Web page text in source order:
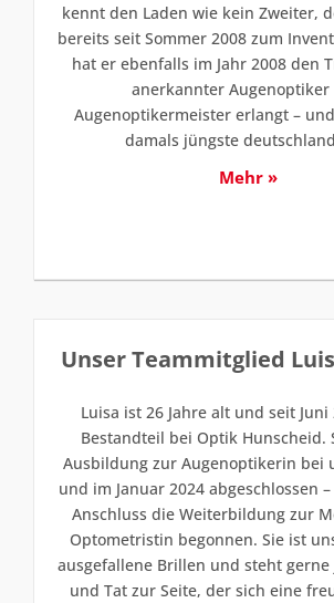
kennt den Laden wie kein Zweiter,
bereits seit Sommer 2008 zum
hat er ebenfalls im Jahr 2008 den
anerkannter Augenoptiker
Augenoptikermeister erlangt –
damals jüngste
Mehr »
Unser Teammitglied
Luisa ist 26 Jahre alt und seit Juni
Bestandteil bei Optik Hunscheid.
Ausbildung zur Augenoptikerin bei
und im Januar 2024 abgeschlossen
Anschluss die Weiterbildung zur
Optometristin begonnen. Sie ist
ausgefallene Brillen und steht
und Tat zur Seite, der sich eine